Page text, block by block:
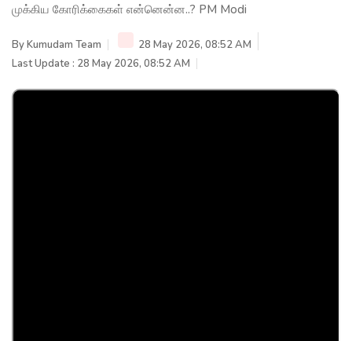
முக்கிய கோரிக்கைகள் என்னென்ன..? PM Modi
ByKumudam Team
28 May 2026, 08:52 AM
Last Update : 28 May 2026, 08:52 AM